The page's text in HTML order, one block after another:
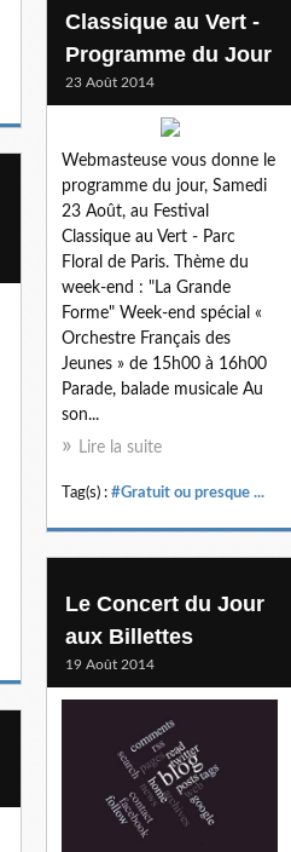
Classique au Vert -
Programme du Jour
23 Août 2014
Webmasteuse vous donne le
programme du jour, Samedi
23 Août, au Festival
Classique au Vert - Parc
Floral de Paris. Thème du
week-end : "La Grande
Forme" Week-end spécial «
Orchestre Français des
Jeunes » de 15h00 à 16h00
Parade, balade musicale Au
son...
Lire la suite
Tag(s) : #Gratuit ou presque ...
Le Concert du Jour
aux Billettes
19 Août 2014